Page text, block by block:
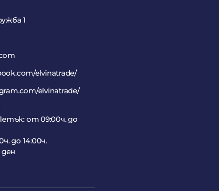
1
elvinatrade/
elvinatrade/
от 09:00ч. до
до 14:00ч.